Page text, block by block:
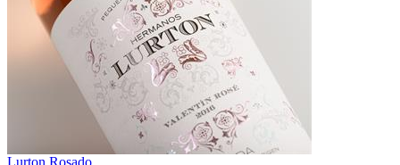
Lurton Rosado